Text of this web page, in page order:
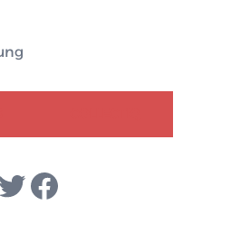
Twitter
Facebook